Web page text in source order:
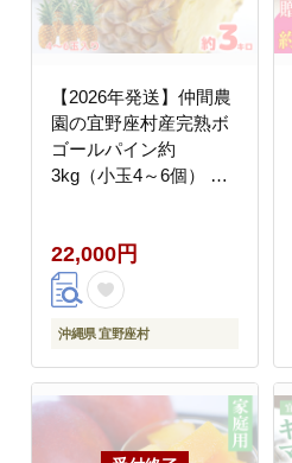
【2026年発送】仲間農
園の宜野座村産完熟ボ
ゴールパイン約
3kg（小玉4～6個） 甘
産 好き お祝い ギフト
トロピカルフルーツ パ
イナップル スナック 送
料無料 デザート 人気
プル 宜野座村
22,000円
沖縄県 宜野座村